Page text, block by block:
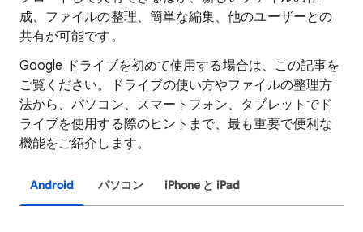
成、ファイルの整理、簡単な編集、他のユーザーとの
共有が可能です。
Google ドライブを初めて使用する場合は、この記事を
ご覧ください。ドライブの使い方やファイルの整理方
法から、パソコン、スマートフォン、タブレットでド
ライブを使用する際のヒントまで、最も重要で便利な
機能をご紹介します。
Android パソコン iPhone と iPad